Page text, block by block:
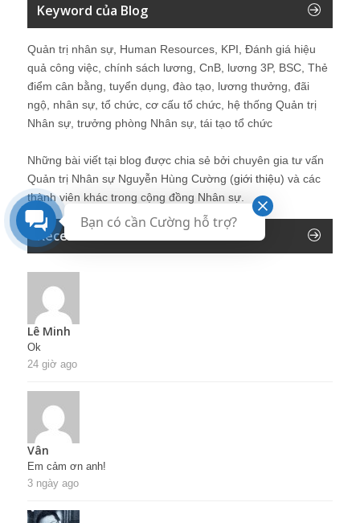
Keyword của Blog
Quản trị nhân sự, Human Resources, KPI, Đánh giá hiệu
quả công việc, chính sách lương, CnB, lương 3P, BSC, Thẻ
điểm cân bằng, tuyển dụng, đào tạo, lương thưởng, đãi
ngộ, nhân sự, tổ chức, cơ cấu tổ chức, hệ thống Quản trị
Nhân sự, trưởng phòng Nhân sự, tái tạo tổ chức
Những bài viết tại blog được chia sẻ bởi chuyên gia tư vấn
Quản trị Nhân sự Nguyễn Hùng Cường (giới thiệu) và các
thành viên khác trong cộng đồng Nhân sự.
Recent Comments
Lê Minh
Ok
24 giờ ago
Vân
Em cảm ơn anh!
3 ngày ago
Bạn có cần Cường hỗ trợ?